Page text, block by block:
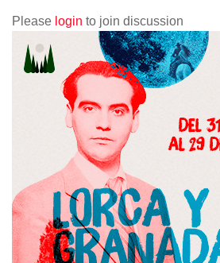
Please login to join discussion